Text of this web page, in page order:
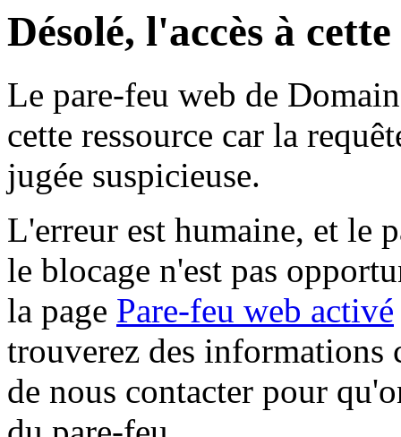
Désolé, l'accès à
Le pare-feu web de
cette ressource car la
jugée suspicieuse.
L'erreur est humaine, et le
le blocage n'est pas
la page Pare-feu web activé
trouverez des informations
de nous contacter pour